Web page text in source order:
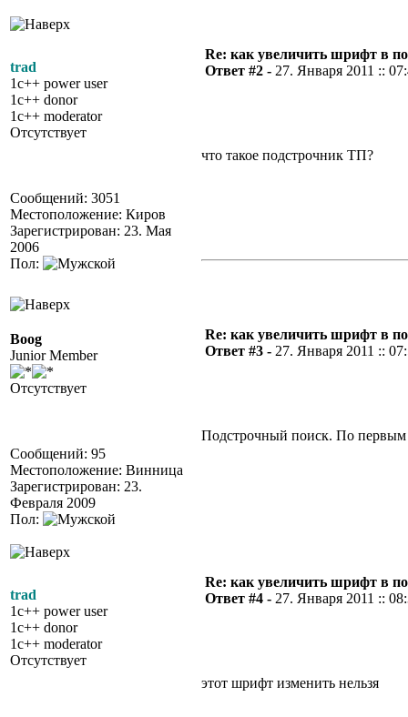
trad
1c++ power user
1c++ donor
1c++ moderator
Отсутствует
Сообщений: 3051
Местоположение: Киров
Зарегистрирован: 23. Мая
2006
Пол:
Re: как увеличить шрифт в
Ответ #2 - 27. Января 2011 ::
что такое подстрочник ТП?
Boog
Junior Member
Отсутствует
Сообщений: 95
Местоположение: Винница
Зарегистрирован: 23.
Февраля 2009
Пол:
Re: как увеличить шрифт в
Ответ #3 - 27. Января 2011 ::
Подстрочный поиск. По
trad
1c++ power user
1c++ donor
1c++ moderator
Отсутствует
Re: как увеличить шрифт в
Ответ #4 - 27. Января 2011 ::
этот шрифт изменить нельзя